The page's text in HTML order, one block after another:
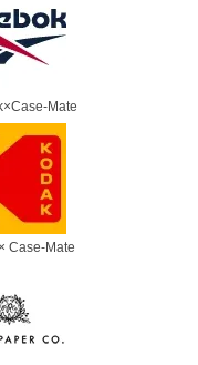
Mate
Case-Mate